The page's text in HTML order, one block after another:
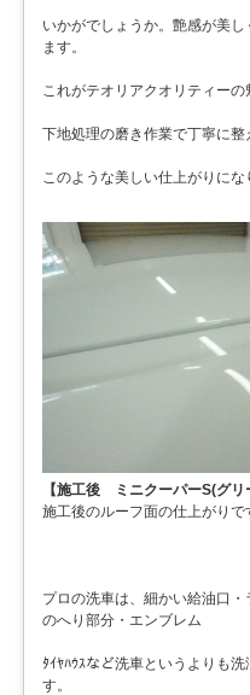
いかがでしょうか。艶感が美し
ます。
これがテオリアクオリティーの
下地処理の磨き作業で丁寧に整
このような美しい仕上がりにな
【施工後 ミニクーパーS(グリ
施工後のルーフ面の仕上がりで
プロの洗車は、細かい給油口
のへり部分・エンブレム
ﾀｲﾔﾊｳｽなど洗車というよりも
す。